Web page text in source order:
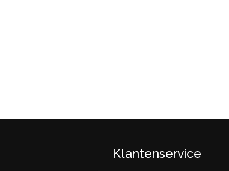
Klantenservice